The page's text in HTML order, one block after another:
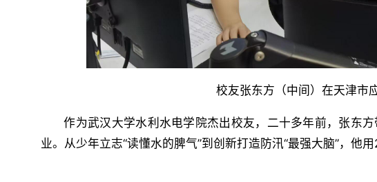
校友张东方（中间）在天津市
作为武汉大学水利水电学院杰出校友，二十多年前，张东
业。从少年立志“读懂水的脾气”到创新打造防汛“最强大脑”，他